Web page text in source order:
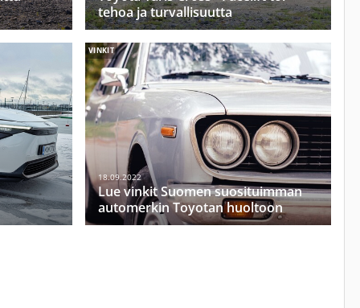
tehoa ja turvallisuutta
VINKIT
18.09.2022
Lue vinkit Suomen suosituimman
automerkin Toyotan huoltoon